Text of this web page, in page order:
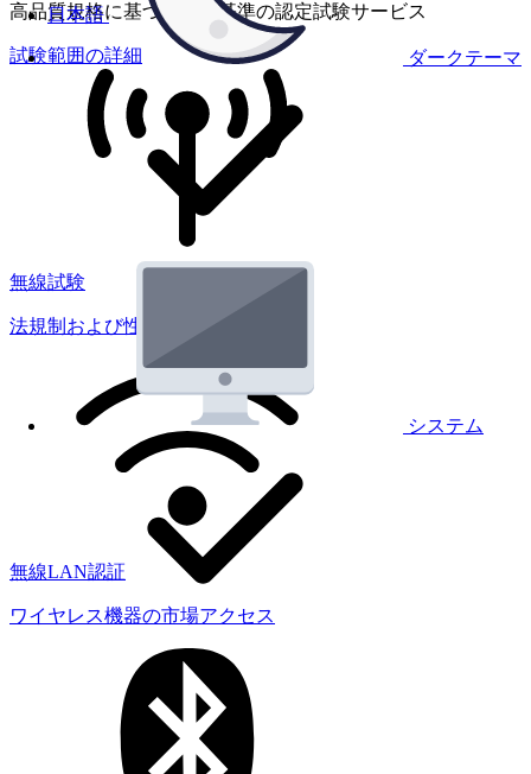
ダークテーマ
システム
日本語
高品質規格に基づく国際基準の認定試験サービス
試験範囲の詳細
無線試験
法規制および性能試験
無線LAN認証
ワイヤレス機器の市場アクセス